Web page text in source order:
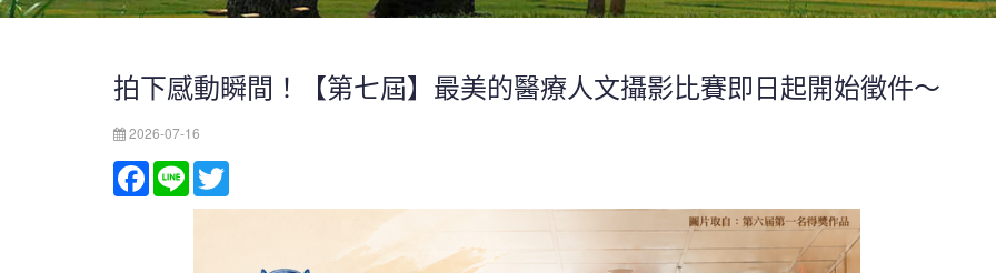
拍下感動瞬間！【第七屆】最美的醫療人文攝影比賽即日起開始徵件〜
2026-07-16
Facebook
Line